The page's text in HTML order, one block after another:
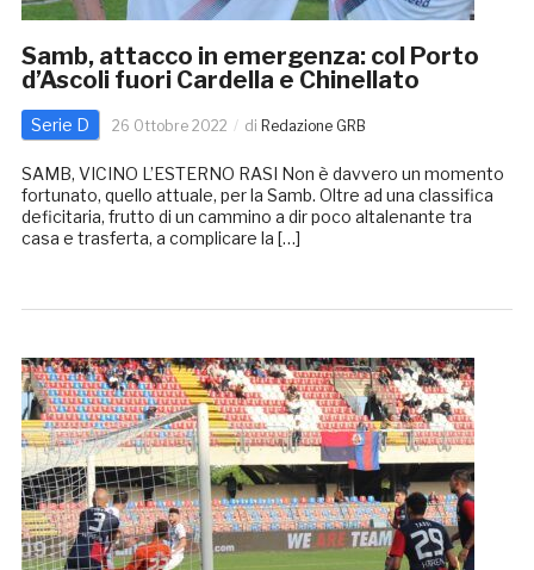
Samb, attacco in emergenza: col Porto
d’Ascoli fuori Cardella e Chinellato
Serie D 26 Ottobre 2022 di Redazione GRB
SAMB, VICINO L’ESTERNO RASI Non è davvero un momento
fortunato, quello attuale, per la Samb. Oltre ad una classifica
deficitaria, frutto di un cammino a dir poco altalenante tra
casa e trasferta, a complicare la […]